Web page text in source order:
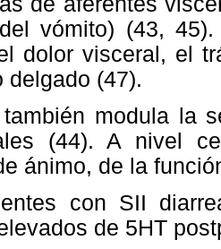
vómito) (43,
dolor visceral, el
delgado (47).
modula la
(44). A nivel
ánimo, de la
con SII
de 5HT